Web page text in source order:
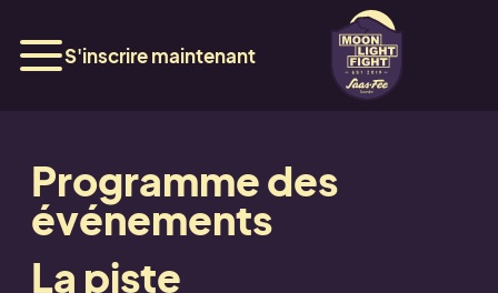
S'inscrire maintenant
Programme des
événements
La piste
Hôtel Alpin